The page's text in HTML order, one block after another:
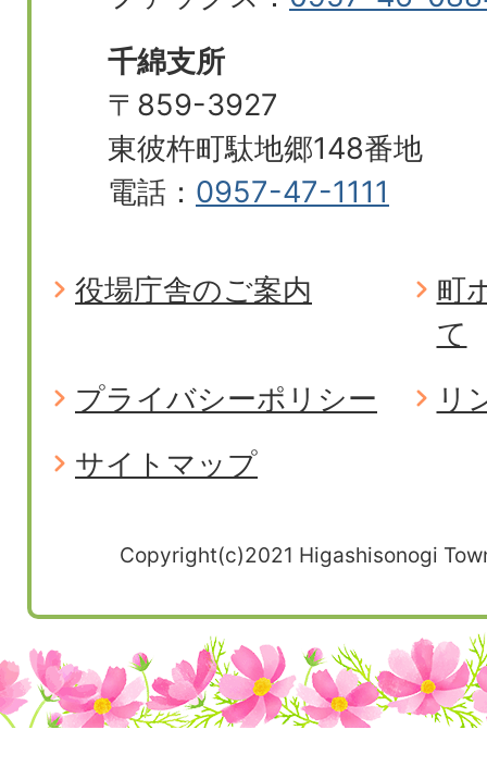
千綿支所
〒859-3927
東彼杵町駄地郷148番地
電話： 0957-47-1111
役場庁舎のご案内
町
て
プライバシーポリシー
リ
サイトマップ
Copyright(c)2021 Higashisonogi